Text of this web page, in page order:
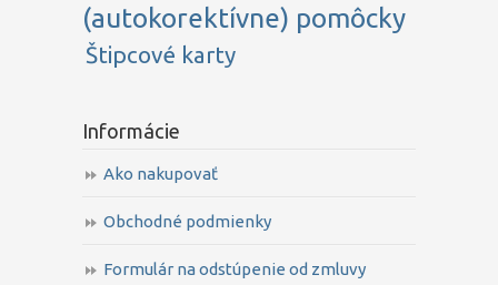
(autokorektívne) pomôcky
Štipcové karty
Informácie
Ako nakupovať
Obchodné podmienky
Formulár na odstúpenie od zmluvy